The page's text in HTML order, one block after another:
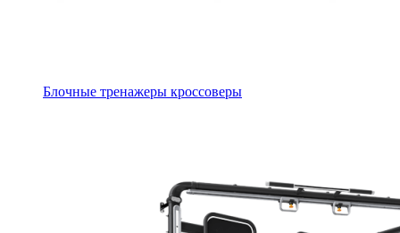
Блочные тренажеры кроссоверы